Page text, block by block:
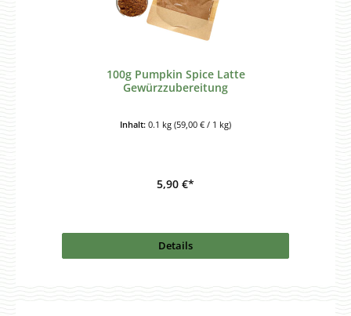
100g Pumpkin Spice Latte
Gewürzzubereitung
Inhalt: 0.1 kg (59,00 € / 1 kg)
5,90 €*
Details